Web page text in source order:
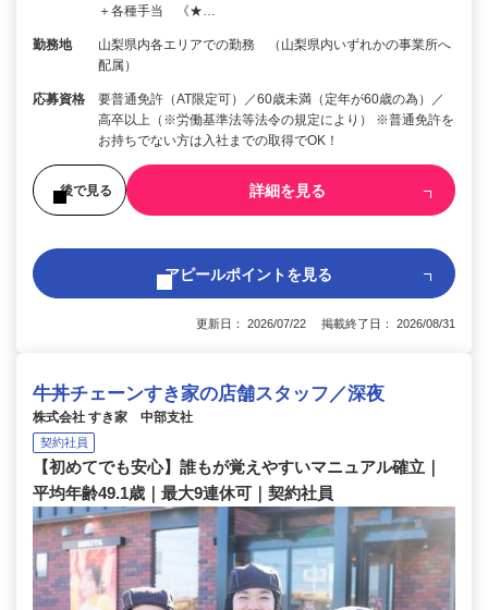
＋各種手当 《★…
勤務地
山梨県内各エリアでの勤務 （山梨県内いずれかの事業所へ
配属）
応募資格
要普通免許（AT限定可）／60歳未満（定年が60歳の為）／
高卒以上（※労働基準法等法令の規定により） ※普通免許を
お持ちでない方は入社までの取得でOK！
後で見る 詳細を見る
アピールポイントを見る
更新日： 2026/07/22 掲載終了日： 2026/08/31
牛丼チェーンすき家の店舗スタッフ／深夜
株式会社 すき家 中部支社
契約社員
【初めてでも安心】誰もが覚えやすいマニュアル確立｜
平均年齢49.1歳｜最大9連休可｜契約社員